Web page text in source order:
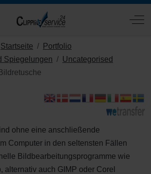
Off-
Startseite
Portfolio
Spiegelungen
Uncategorised
ohne eine anschließende
Computer in den seltensten Fällen
Bildbearbeitungsprogramme wie
alternativ auch GIMP oder Corel